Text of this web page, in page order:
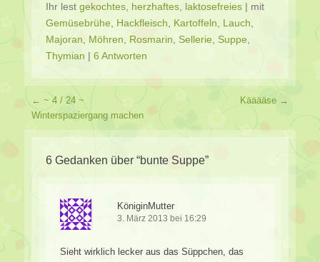
Ihr lest gekochtes herzhaftes laktosefreies | mit
Gemüsebrühe
Hackfleisch Kartoffeln Lauch
Majoran
Möhren Rosmarin Sellerie Suppe
Thymian | 6 Antworten
Beitragsverzeichnis
← ~ 4 / 24 ~
Winterspaziergang machen
Kääääse →
6 Gedanken über “bunte Suppe”
KöniginMutter
3. März 2013 bei 16:29
Sieht wirklich lecker aus das Süppchen, das